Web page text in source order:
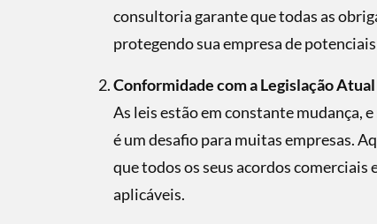
consultoria garante que todas as
protegendo sua empresa de
Conformidade com a Legislação Atual
As leis estão em constante mudança,
é um desafio para muitas empresas.
que todos os seus acordos
aplicáveis.